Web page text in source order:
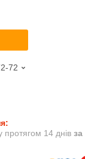
72
протягом 14 днів за